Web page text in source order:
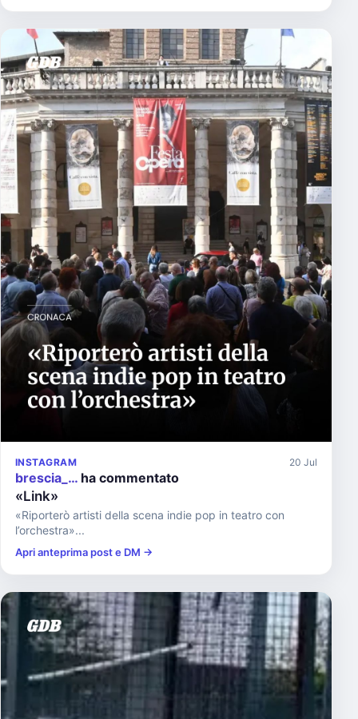
INSTAGRAM 20 Jul
brescia_… ha commentato
«Link»
«Riporterò artisti della scena indie pop in teatro con
l’orchestra»...
Apri anteprima post e DM →